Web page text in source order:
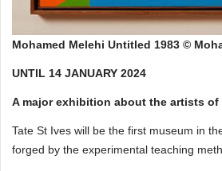
Mohamed Melehi Untitled 1983 ©
UNTIL 14 JANUARY 2024
A major exhibition about the artists
Tate St Ives will be the first museum in
forged by the experimental teaching